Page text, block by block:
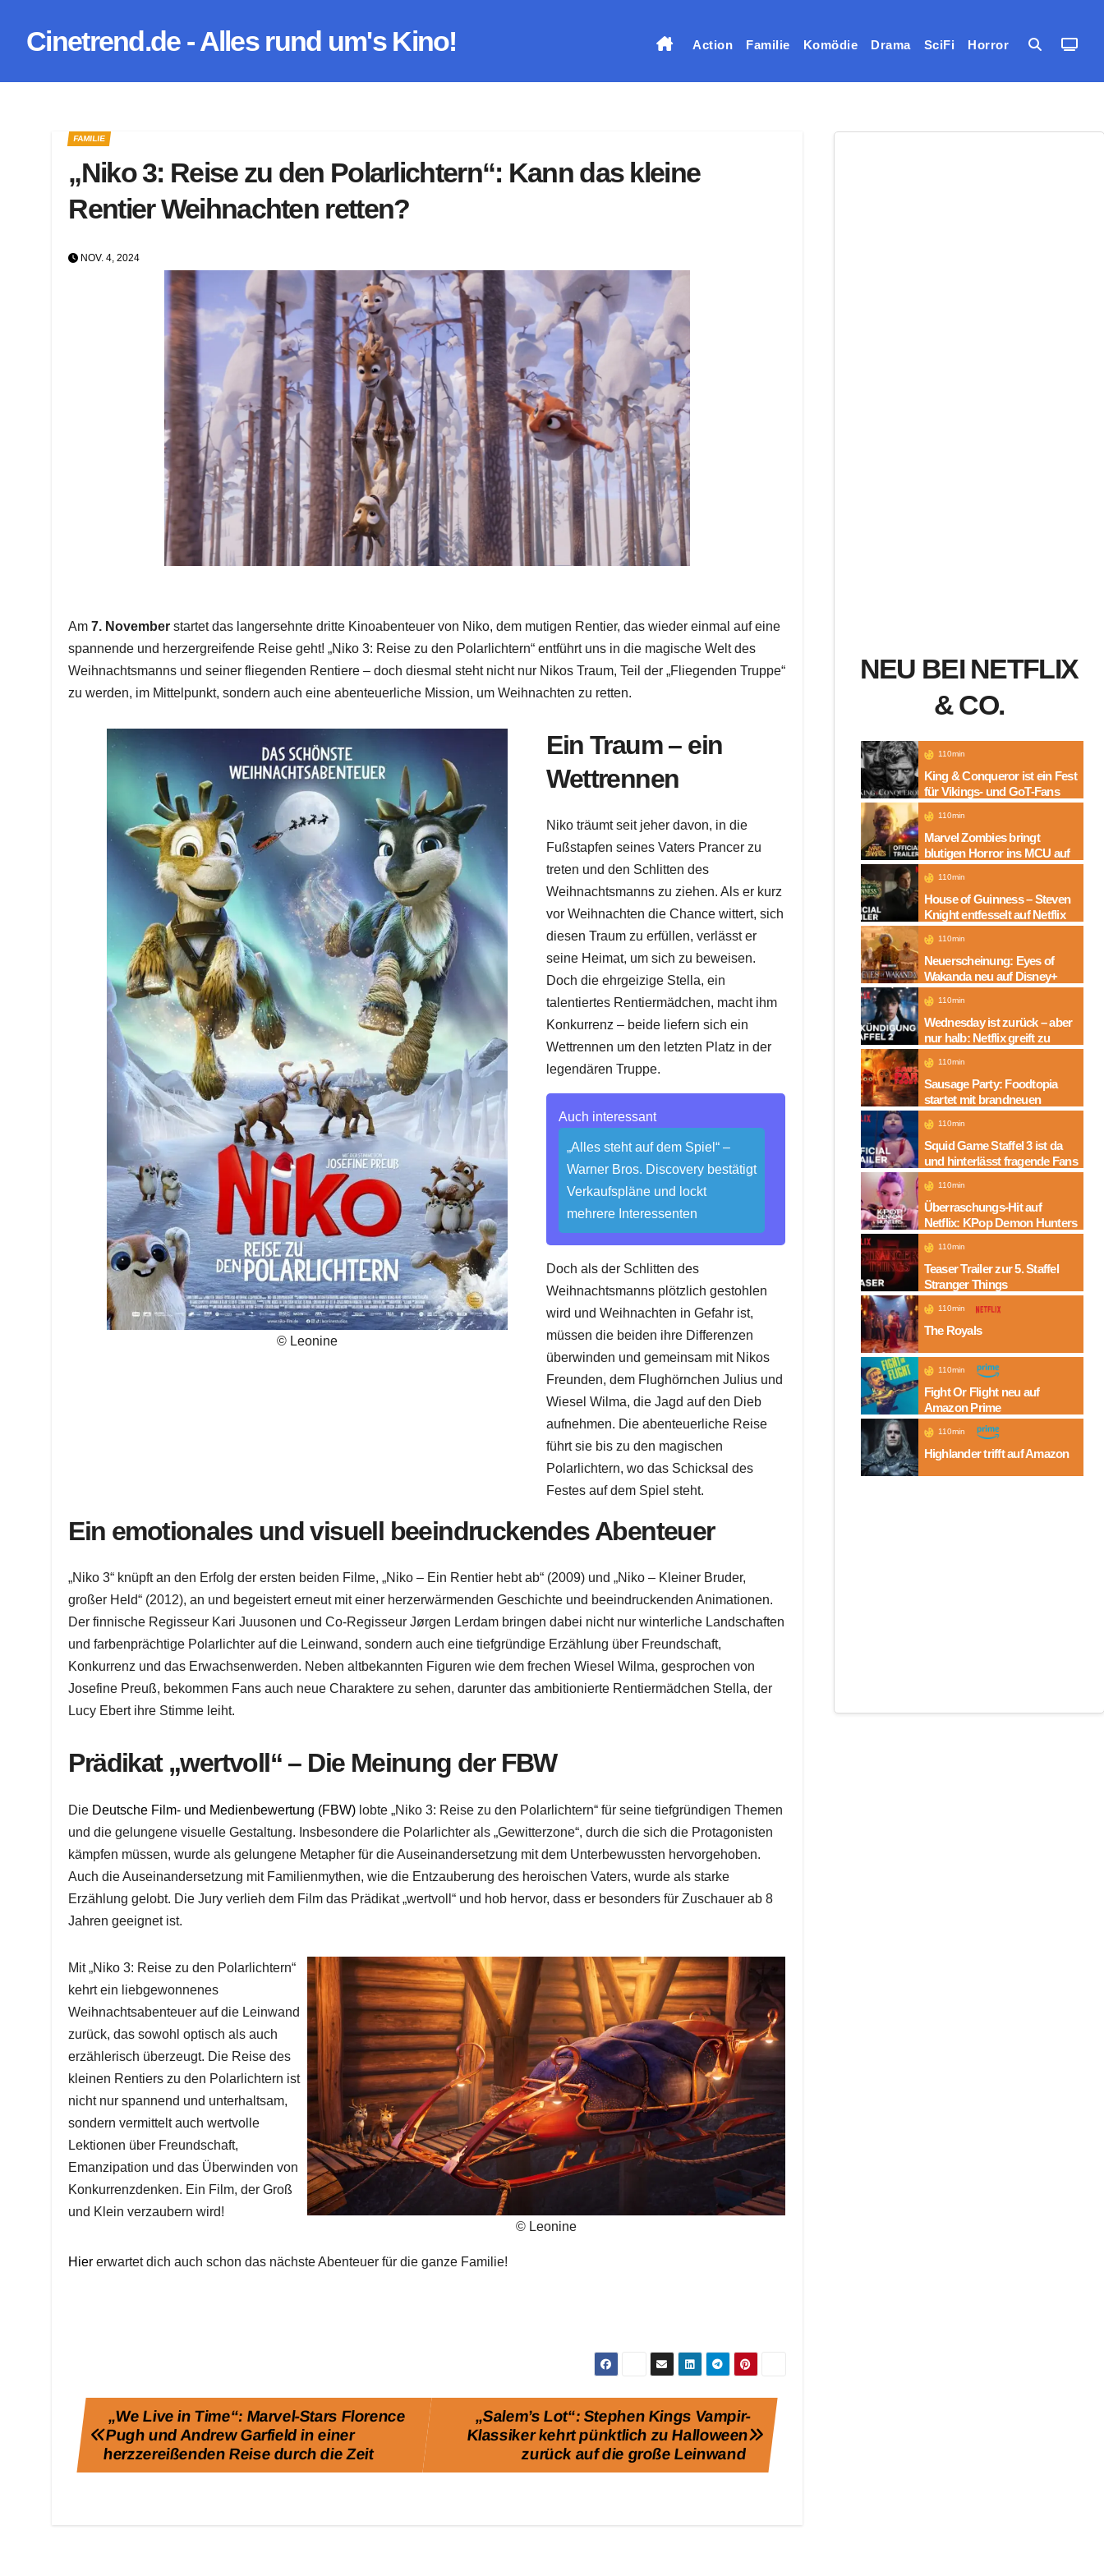
InhaltCinetrend.de - Alles rund um's Kino! Action Familie Komödie Drama SciFi Horror
FAMILIE
„Niko 3: Reise zu den Polarlichtern“: Kann das kleine
Rentier Weihnachten retten?
NOV. 4, 2024
Am7. November startet das langersehnte dritte Kinoabenteuer von Niko, dem mutigen Rentier, das wieder einmal auf eine
spannende und herzergreifende Reise geht! „Niko 3: Reise zu den Polarlichtern“ entführt uns in die magische Welt des
Weihnachtsmanns und seiner fliegenden Rentiere – doch diesmal steht nicht nur Nikos Traum, Teil der „Fliegenden Truppe“
zu werden, im Mittelpunkt, sondern auch eine abenteuerliche Mission, um Weihnachten zu retten.
© Leonine
Ein Traum – ein
Wettrennen
Niko träumt seit jeher davon, in die
Fußstapfen seines Vaters Prancer zu
treten und den Schlitten des
Weihnachtsmanns zu ziehen. Als er kurz
vor Weihnachten die Chance wittert, sich
diesen Traum zu erfüllen, verlässt er
seine Heimat, um sich zu beweisen.
Doch die ehrgeizige Stella, ein
talentiertes Rentiermädchen, macht ihm
Konkurrenz – beide liefern sich ein
Wettrennen um den letzten Platz in der
legendären Truppe.
Auch interessant
„Alles steht auf dem Spiel“ –
Warner Bros. Discovery bestätigt
Verkaufspläne und lockt
mehrere Interessenten
Doch als der Schlitten des
Weihnachtsmanns plötzlich gestohlen
wird und Weihnachten in Gefahr ist,
müssen die beiden ihre Differenzen
überwinden und gemeinsam mit Nikos
Freunden, dem Flughörnchen Julius und
Wiesel Wilma, die Jagd auf den Dieb
aufnehmen. Die abenteuerliche Reise
führt sie bis zu den magischen
Polarlichtern, wo das Schicksal des
Festes auf dem Spiel steht.
Ein emotionales und visuell beeindruckendes Abenteuer
„Niko 3“ knüpft an den Erfolg der ersten beiden Filme, „Niko – Ein Rentier hebt ab“ (2009) und „Niko – Kleiner Bruder,
großer Held“ (2012), an und begeistert erneut mit einer herzerwärmenden Geschichte und beeindruckenden Animationen.
Der finnische Regisseur Kari Juusonen und Co-Regisseur Jørgen Lerdam bringen dabei nicht nur winterliche Landschaften
und farbenprächtige Polarlichter auf die Leinwand, sondern auch eine tiefgründige Erzählung über Freundschaft,
Konkurrenz und das Erwachsenwerden. Neben altbekannten Figuren wie dem frechen Wiesel Wilma, gesprochen von
Josefine Preuß, bekommen Fans auch neue Charaktere zu sehen, darunter das ambitionierte Rentiermädchen Stella, der
Lucy Ebert ihre Stimme leiht.
Prädikat „wertvoll“ – Die Meinung der FBW
Die Deutsche Film- und Medienbewertung (FBW) lobte „Niko 3: Reise zu den Polarlichtern“ für seine tiefgründigen Themen
und die gelungene visuelle Gestaltung. Insbesondere die Polarlichter als „Gewitterzone“, durch die sich die Protagonisten
kämpfen müssen, wurde als gelungene Metapher für die Auseinandersetzung mit dem Unterbewussten hervorgehoben.
Auch die Auseinandersetzung mit Familienmythen, wie die Entzauberung des heroischen Vaters, wurde als starke
Erzählung gelobt. Die Jury verlieh dem Film das Prädikat „wertvoll“ und hob hervor, dass er besonders für Zuschauer ab 8
Jahren geeignet ist.
Mit „Niko 3: Reise zu den Polarlichtern“
kehrt ein liebgewonnenes
Weihnachtsabenteuer auf die Leinwand
zurück, das sowohl optisch als auch
erzählerisch überzeugt. Die Reise des
kleinen Rentiers zu den Polarlichtern ist
nicht nur spannend und unterhaltsam,
sondern vermittelt auch wertvolle
Lektionen über Freundschaft,
Emanzipation und das Überwinden von
Konkurrenzdenken. Ein Film, der Groß
und Klein verzaubern wird!
© Leonine
Hier erwartet dich auch schon das nächste Abenteuer für die ganze Familie!
Beitragsnavigation
„Salem’s Lot“: Stephen Kings Vampir-
Klassiker kehrt pünktlich zu Halloween
zurück auf die große Leinwand
„We Live in Time“: Marvel-Stars Florence
Pugh und Andrew Garfield in einer
herzzereißenden Reise durch die Zeit
NEU BEI NETFLIX
& CO.
110min
King & Conqueror ist ein Fest
für Vikings- und GoT-Fans
110min
Marvel Zombies bringt
blutigen Horror ins MCU auf
Disney+
110min
House of Guinness – Steven
Knight entfesselt auf Netflix
die dunkle Seite einer
Legende
110min
Neuerscheinung: Eyes of
Wakanda neu auf Disney+
110min
Wednesday ist zurück – aber
nur halb: Netflix greift zu
neuem Serien-Trick
110min
Sausage Party: Foodtopia
startet mit brandneuen
Folgen auf Amazon
110min
Squid Game Staffel 3 ist da
und hinterlässt fragende Fans
110min
Überraschungs-Hit auf
Netflix: KPop Demon Hunters
110min
Teaser Trailer zur 5. Staffel
Stranger Things
110min
The Royals
110min
Fight Or Flight neu auf
Amazon Prime
110min
Highlander trifft auf Amazon